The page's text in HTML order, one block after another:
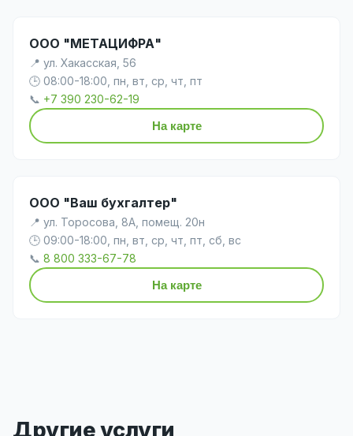
ООО "МЕТАЦИФРА"
📍 ул. Хакасская, 56
🕒 08:00-18:00, пн, вт, ср, чт, пт
📞 +7 390 230-62-19
На карте
ООО "Ваш бухгалтер"
📍 ул. Торосова, 8А, помещ. 20н
🕒 09:00-18:00, пн, вт, ср, чт, пт, сб, вс
📞 8 800 333-67-78
На карте
Другие услуги